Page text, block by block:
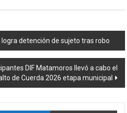
detención de sujeto tras robo
DIF Matamoros llevó a cabo el
de Cuerda 2026 etapa municipal